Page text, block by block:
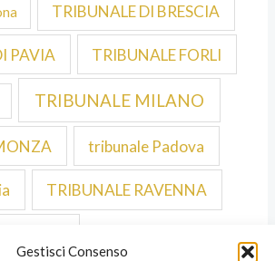
Gestisci Consenso
TRIBUNALE DI BRESCIA
PAVIA TRIBUNALE FORLI
TRIBUNALE MILANO
tribunale Padova
TRIBUNALE RAVENNA